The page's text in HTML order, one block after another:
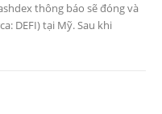
thông báo sẽ đóng và
DEFI) tại Mỹ. Sau khi